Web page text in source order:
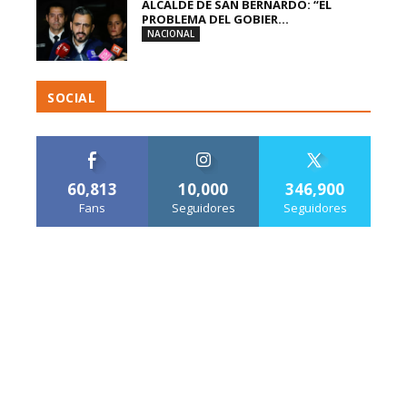
ALCALDE DE SAN BERNARDO: “EL
PROBLEMA DEL GOBIER...
NACIONAL
SOCIAL
60,813
Fans
10,000
Seguidores
346,900
Seguidores